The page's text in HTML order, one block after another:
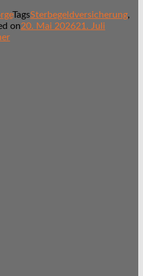
TagsSterbegeldversicherung,
on20. Mai 202621. Juli